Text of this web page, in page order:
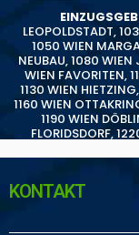
LEOPOLDSTADT,
1050 WIEN
NEUBAU,1080 WIEN
WIEN FAVORITEN,
1130 WIEN HIETZING,
1160 WIEN
1190 WIEN
FLORIDSDORF,
KONTAKT